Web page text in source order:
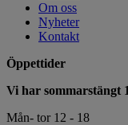
Om oss
Nyheter
Kontakt
Öppettider
Vi har sommarstängt
Mån- tor 12 - 18